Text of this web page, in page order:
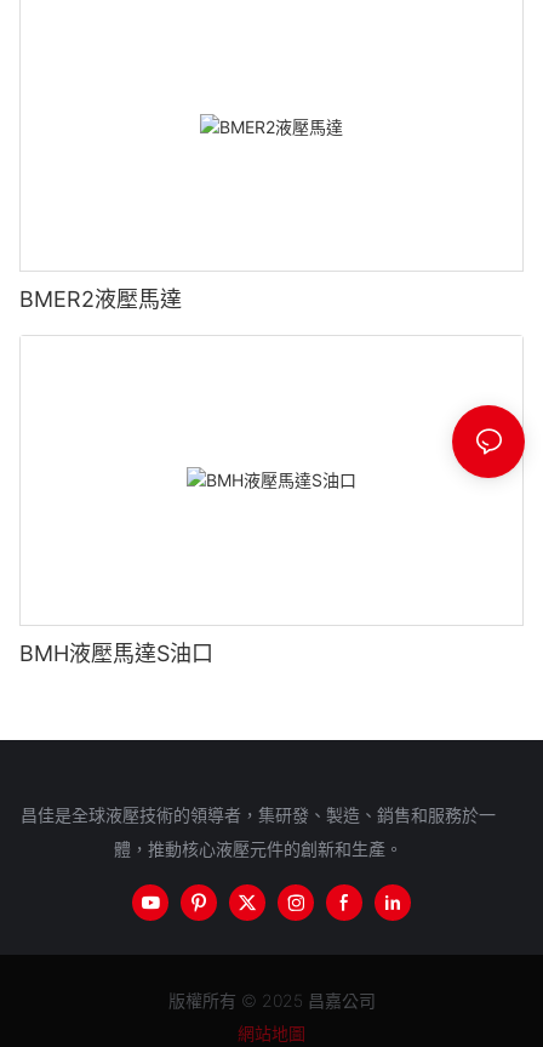
BMER2液壓馬達
BMH液壓馬達S油口
昌佳是全球液壓技術的領導者，集研發、製造、銷售和服務於一
體，推動核心液壓元件的創新和生產。
版權所有 © 2025 昌嘉公司
網站地圖